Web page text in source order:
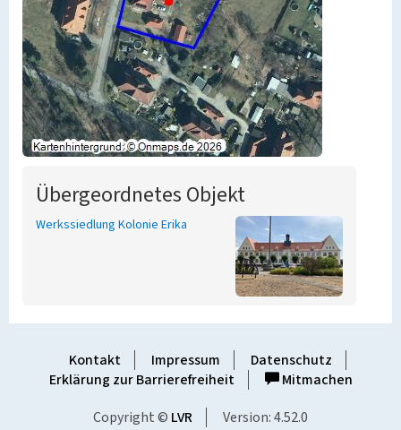
Übergeordnetes Objekt
Werkssiedlung Kolonie Erika
Kontakt Impressum
Datenschutz
Erklärung zur Barrierefreiheit
Mitmachen
Copyright © LVR Version: 4.52.0